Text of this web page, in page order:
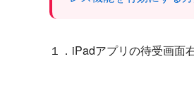
１．iPadアプリの待受画面